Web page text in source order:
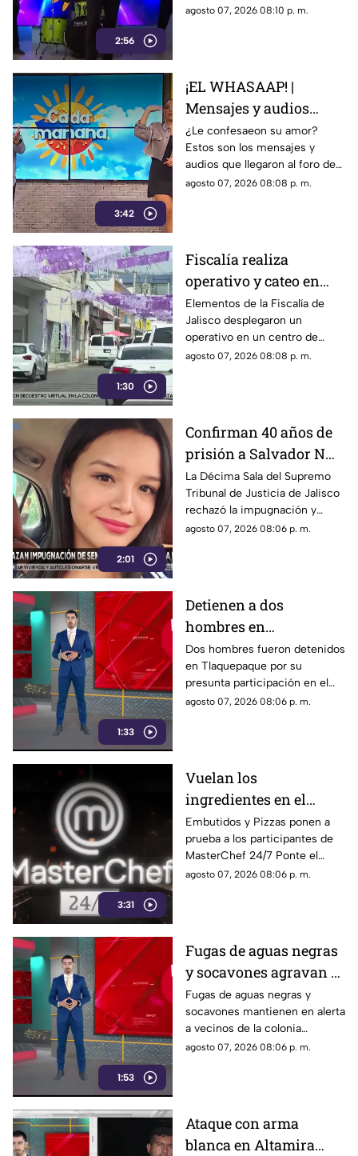
2:56
su canción ‘Corazón en modo
agosto 07, 2026 08:10 p. m.
3:42
¡EL WHASAAP! |
Mensajes y audios
llegaron al foro de
'Cada mañana'; parte 1
¿Le confesaeon su amor?
Estos son los mensajes y
audios que llegaron al foro de
‘Cada mañana’ estuvieron
agosto 07, 2026 08:08 p. m.
1:30
Fiscalía realiza
operativo y cateo en
anexo de la colonia
Olímpica en
Guadalajara
Elementos de la Fiscalía de
Jalisco desplegaron un
operativo en un centro de
rehabilitación de la colonia
agosto 07, 2026 08:08 p. m.
2:01
Confirman 40 años de
prisión a Salvador N
por el feminicidio de
Isis Urteaga
La Décima Sala del Supremo
Tribunal de Justicia de Jalisco
rechazó la impugnación y
confirmó la sentencia contra
agosto 07, 2026 08:06 p. m.
1:33
Detienen a dos
hombres en
Tlaquepaque por
presunto abuso y
maltrato animal contra
una perrita
Dos hombres fueron detenidos
en Tlaquepaque por su
presunta participación en el
abuso y maltrato de una
agosto 07, 2026 08:06 p. m.
3:31
Vuelan los
ingredientes en el
programa MasterChef
24/7
Embutidos y Pizzas ponen a
prueba a los participantes de
MasterChef 24/7 Ponte el
delantal y degusta junto a
agosto 07, 2026 08:06 p. m.
1:53
Fugas de aguas negras
y socavones agravan el
riesgo en la colonia
Constitución de
Zapopan
Fugas de aguas negras y
socavones mantienen en alerta
a vecinos de la colonia
Constitución, en Zapopan,
agosto 07, 2026 08:06 p. m.
Ataque con arma
blanca en Altamira